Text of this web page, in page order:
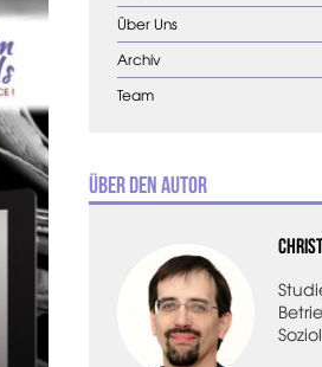
Über Uns
Archiv
Team
Über den Autor